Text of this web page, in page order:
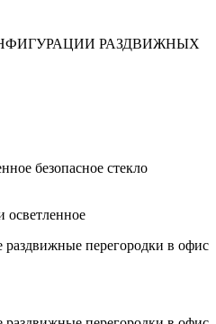
РАЗДВИЖНЫХ
безопасное стекло
осветленное